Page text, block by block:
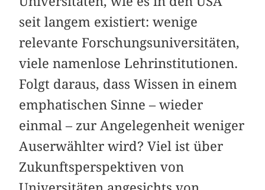
seit langem existiert: wenige
relevante Forschungsuniversitäten,
viele namenlose Lehrinstitutionen.
Folgt daraus, dass Wissen in einem
emphatischen Sinne – wieder
einmal – zur Angelegenheit weniger
Auserwählter wird? Viel ist über
Zukunftsperspektiven von